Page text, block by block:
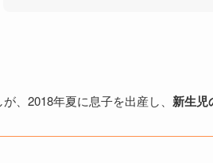
、2018年夏に息子を出産し、 新生児